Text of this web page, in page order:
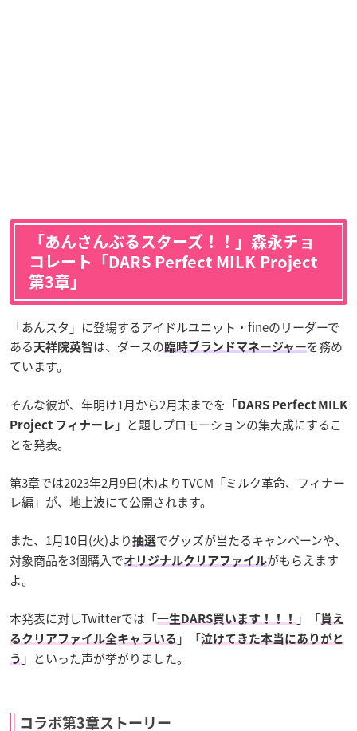
「あんさんぶるスターズ！！」森永チョ
コレート「DARS Perfect MILK Project
第3章」
「あんスタ」に登場するアイドルユニット・fineのリーダーで
ある天祥院英智は、ダースの 臨時ブランドマネージャーを務め
ています。
そんな彼が、年明け1月から2月末までを「DARS Perfect MILK
Project フィナーレ 」と題しプロモーションの集大成にするこ
とを発表。
第3章では2023年2月9日(木)よりTVCM「ミルク革命、フィナー
レ編」が、地上波にて公開されます。
また、1月10日(火)より 抽選でグッズが当たるキャンペーンや、
対象商品を3個購入でオリジナルクリアファイルがもらえます
よ。
本発表に対しTwitterでは「一生DARS買います！！！ 」「貰え
るクリアファイル全キャラいる 」「泣けてきた本当にありがと
う 」といった声が挙がりました。
コラボ第3章ストーリー